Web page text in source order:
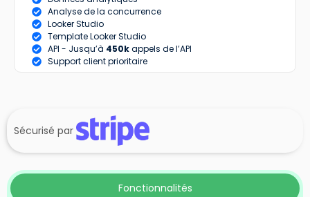
Analyse de la concurrence
Looker Studio
Template Looker Studio
API - Jusqu’à 450kappels de l’API
Support client prioritaire
Sécurisé par
Fonctionnalités